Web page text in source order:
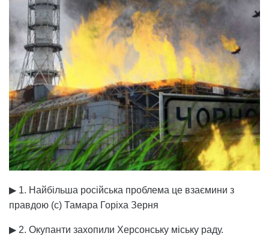
▶ 1. Найбільша російська проблема це взаємини з
правдою (с) Тамара Горіха Зерня
▶ 2. Окупанти захопили Херсонську міську раду.